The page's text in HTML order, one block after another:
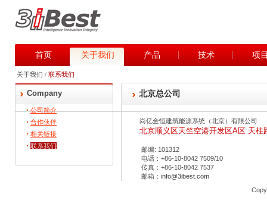
首页 关于我们 产品 技术 项
关于我们 / 联系我们
Company
公司简介
合作伙伴
相关链接
联系我们
北京总公司
尚亿金恒建筑能源系统（北京）有限公司
北京顺义区天竺空港开发区A区 天柱
邮编: 101312
电话：+86-10-8042 7509/10
传真：+86-10-8042 7537
邮箱： info@3ibest.com